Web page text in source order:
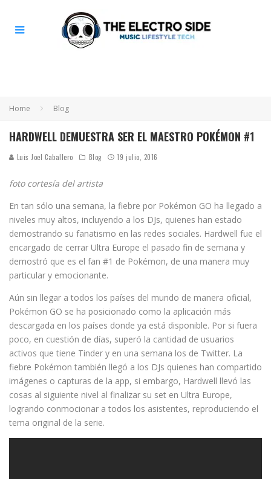
Home Blog
HARDWELL DEMUESTRA SER EL MAESTRO POKÉMON #1
Luis Joel Caballero Blog 19 julio, 2016
foto cortesía del artista
En tan sólo una semana, la fiebre por Pokémon GO ha llegado a
niveles muy altos, incluyendo a los DJs, quienes han estado
demostrando su fanatismo en las redes sociales. Hardwell fue el
encargado de cerrar Ultra Europe el pasado fin de semana y
demostró que es el fan #1 de Pokémon, de una manera muy
particular y emocionante.
Aún sin llegar a todos los países del mundo de manera oficial,
Pokémon GO se ha posicionado como la aplicación más
descargada en los países donde ya está disponible. Por si fuera
poco, en cuestión de días, superó la cantidad de usuarios
activos que tiene Tinder y en una semana los de Twitter. La
fiebre Pokémon también llegó a los DJs quienes han compartido
imágenes o capturas de la app, si embargo, Hardwell llevó las
cosas al siguiente nivel al finalizar su set en Ultra Europe,
logrando conmocionar a todos los asistentes, reproduciendo el
tema original de la serie.